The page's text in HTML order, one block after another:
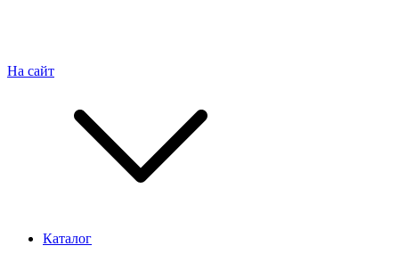
На сайт
Каталог